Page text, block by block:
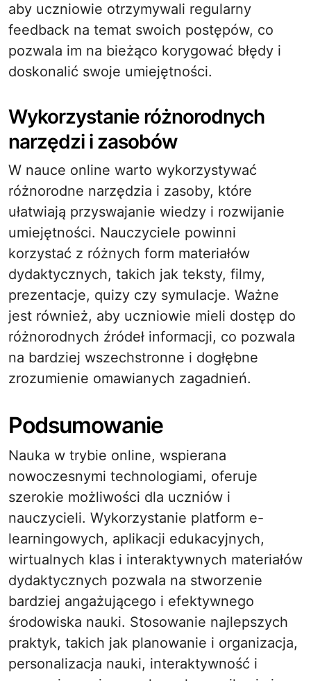
aby uczniowie otrzymywali regularny
feedback na temat swoich postępów, co
pozwala im na bieżąco korygować błędy i
doskonalić swoje umiejętności.
Wykorzystanie różnorodnych
narzędzi i zasobów
W nauce online warto wykorzystywać
różnorodne narzędzia i zasoby, które
ułatwiają przyswajanie wiedzy i rozwijanie
umiejętności. Nauczyciele powinni
korzystać z różnych form materiałów
dydaktycznych, takich jak teksty, filmy,
prezentacje, quizy czy symulacje. Ważne
jest również, aby uczniowie mieli dostęp do
różnorodnych źródeł informacji, co pozwala
na bardziej wszechstronne i dogłębne
zrozumienie omawianych zagadnień.
Podsumowanie
Nauka w trybie online, wspierana
nowoczesnymi technologiami, oferuje
szerokie możliwości dla uczniów i
nauczycieli. Wykorzystanie platform e-
learningowych, aplikacji edukacyjnych,
wirtualnych klas i interaktywnych materiałów
dydaktycznych pozwala na stworzenie
bardziej angażującego i efektywnego
środowiska nauki. Stosowanie najlepszych
praktyk, takich jak planowanie i organizacja,
personalizacja nauki, interaktywność i